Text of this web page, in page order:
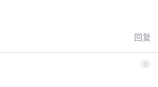
回复
6